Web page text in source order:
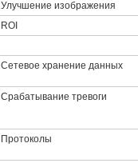
Улучшение изображения
ROI
Сетевое хранение данных
Срабатывание тревоги
Протоколы